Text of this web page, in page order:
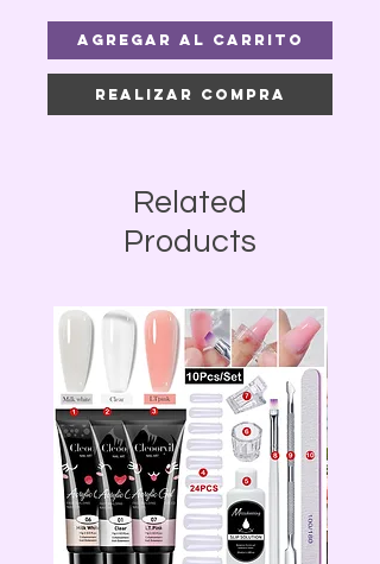
Agregar al carrito
Realizar compra
Related
Products